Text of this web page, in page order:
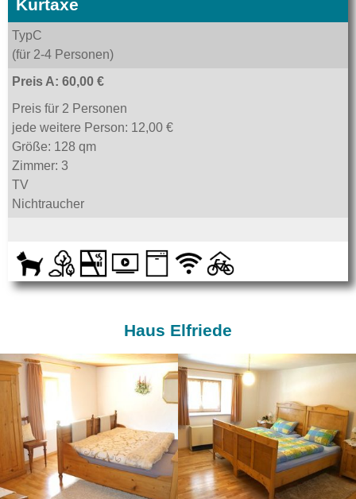
Kurtaxe
TypC
(für 2-4 Personen)
Preis A: 60,00 €
Preis für 2 Personen
jede weitere Person: 12,00 €
Größe: 128 qm
Zimmer: 3
TV
Nichtraucher
Haus Elfriede